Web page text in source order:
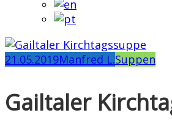
21.05.2019Manfred L.Suppen
Gailtaler